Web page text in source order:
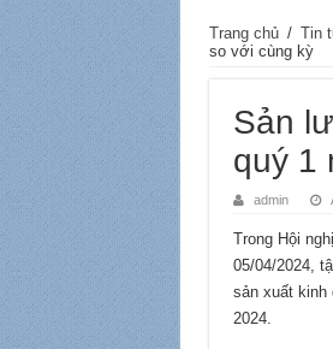
Trang chủ / Tin
so với cùng kỳ
Sản
quý 1
admin
Trong Hội
05/04/2024,
sản xuất kinh
2024.